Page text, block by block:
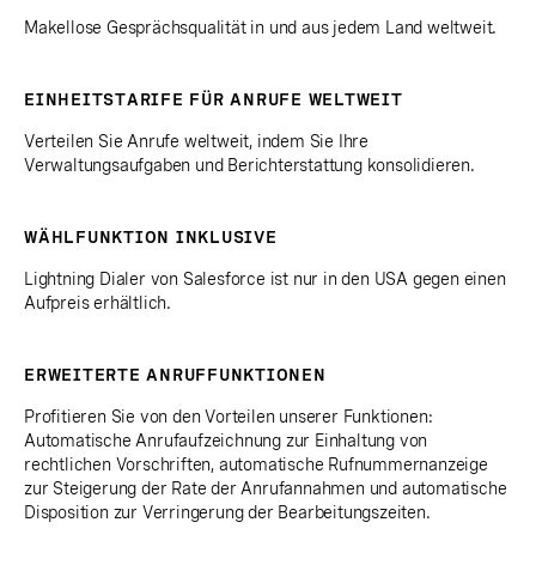
Makellose Gesprächsqualität in und aus jedem Land weltweit.
EINHEITSTARIFE FÜR ANRUFE WELTWEIT
Verteilen Sie Anrufe weltweit, indem Sie Ihre
Verwaltungsaufgaben und Berichterstattung konsolidieren.
WÄHLFUNKTION INKLUSIVE
Lightning Dialer von Salesforce ist nur in den USA gegen einen
Aufpreis erhältlich.
ERWEITERTE ANRUFFUNKTIONEN
Profitieren Sie von den Vorteilen unserer Funktionen:
Automatische Anrufaufzeichnung zur Einhaltung von
rechtlichen Vorschriften, automatische Rufnummernanzeige
zur Steigerung der Rate der Anrufannahmen und automatische
Disposition zur Verringerung der Bearbeitungszeiten.